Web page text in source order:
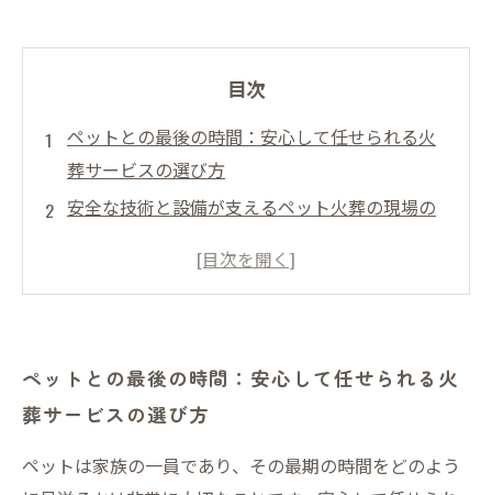
目次
ペットとの最後の時間：安心して任せられる火
葬サービスの選び方
安全な技術と設備が支えるペット火葬の現場の
心を込めた対応でご家族の不安を和らげるペッ
の尊厳ある旅立ち
安心安全なペット火葬を選んだ先にある、心の
安らぎと絆の継続
ペット火葬の技術革新と信頼性：最先端設備の
ペットとの最後の時間：安心して任せられる火
葬サービスの選び方
ペットは家族の一員であり、その最期の時間をどのよう